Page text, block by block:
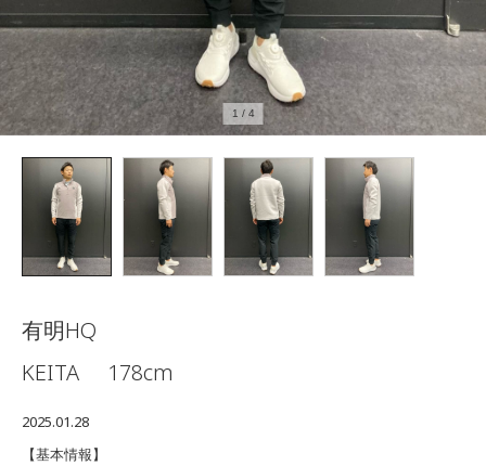
1 / 4
有明HQ
KEITA
178cm
2025.01.28
【基本情報】